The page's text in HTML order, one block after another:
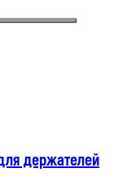
держателей